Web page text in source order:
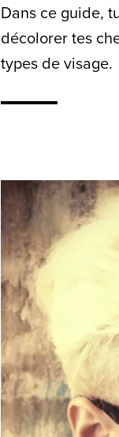
Dans ce guide,
décolorer tes
types de visage.